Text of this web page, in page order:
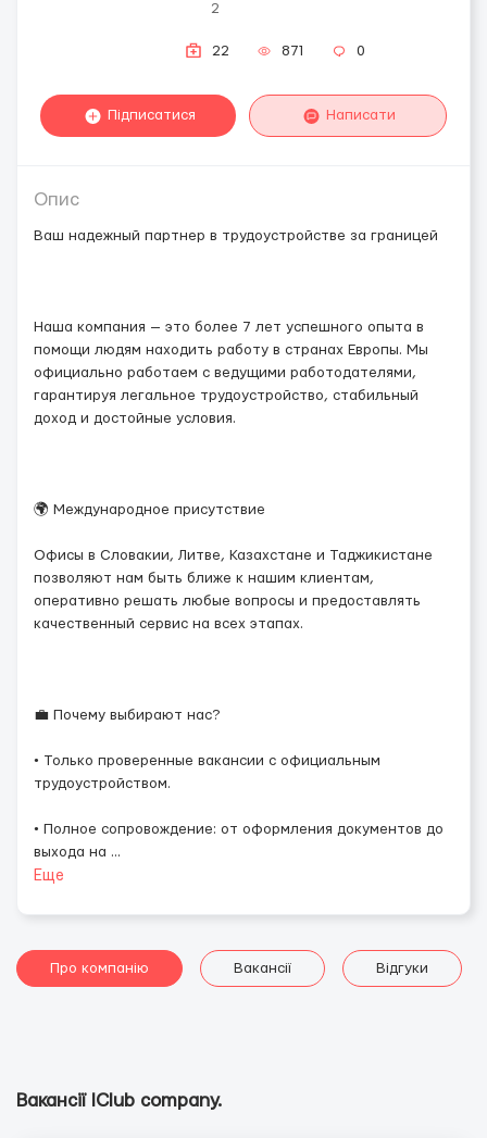
2
22 871 0
Підписатися Написати
Опис
Ваш надежный партнер в трудоустройстве за границей
Наша компания — это более 7 лет успешного опыта в
помощи людям находить работу в странах Европы. Мы
официально работаем с ведущими работодателями,
гарантируя легальное трудоустройство, стабильный
доход и достойные условия.
🌍 Международное присутствие
Офисы в Словакии, Литве, Казахстане и Таджикистане
позволяют нам быть ближе к нашим клиентам,
оперативно решать любые вопросы и предоставлять
качественный сервис на всех этапах.
💼 Почему выбирают нас?
• Только проверенные вакансии с официальным
трудоустройством.
• Полное сопровождение: от оформления документов до
выхода на ...
Еще
Про компанію Вакансії Відгуки
Вакансії IClub company.